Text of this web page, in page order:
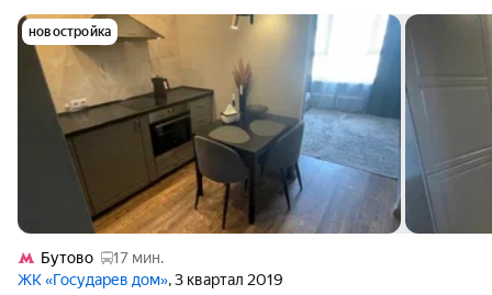
новостройка
Бутово
17 мин.
ЖК «Государев дом», 3 квартал 2019